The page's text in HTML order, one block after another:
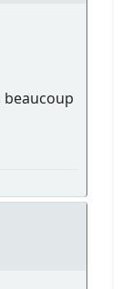
beaucoup